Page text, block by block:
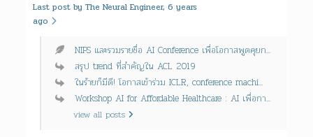
Last post by The Neural Engineer, 6 years
ago
NIPS และรวมรายชื่อ AI Conference เพื่อโอกาสพูดคุยก...
สรุป trend ที่สำคัญใน ACL 2019
ในร้ายก็มีดี! โอกาสเข้าร่วม ICLR, conference machi...
Workshop AI for Affordable Healthcare : AI เพื่อกา...
view all posts